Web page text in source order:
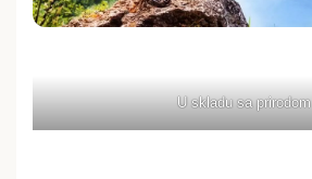
U skladu sa prirodom